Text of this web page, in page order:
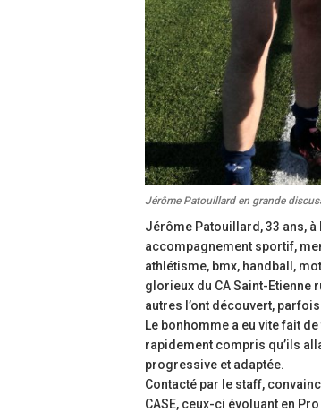
Jérôme Patouillard en grande
Jérôme Patouillard, 33 ans, à
accompagnement sportif,
athlétisme, bmx, handball,
glorieux du CA Saint-Etienne
autres l’ont découvert,
Le bonhomme a eu vite fait
rapidement compris qu’ils
progressive et adaptée.
Contacté par le staff,
CASE, ceux-ci évoluant en